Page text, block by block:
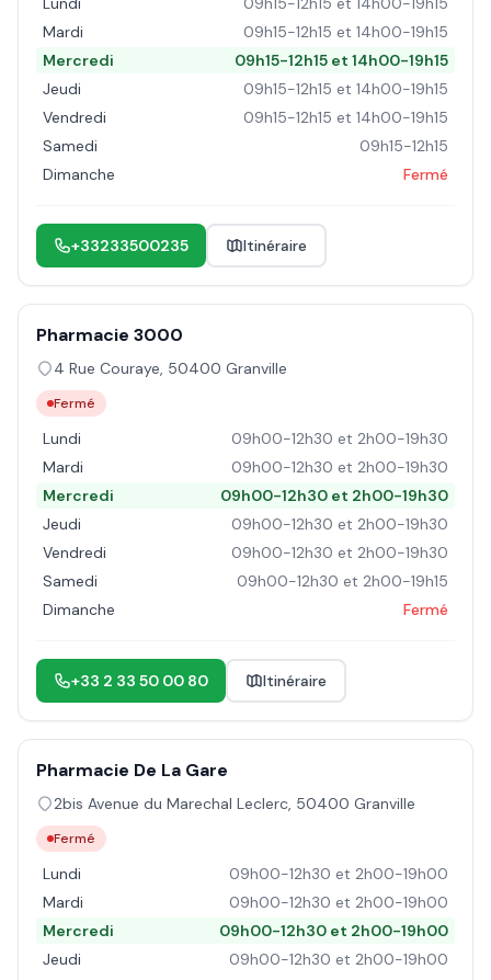
Mardi
09h15-12h15 et 14h00-19h15
Mercredi
09h15-12h15 et 14h00-19h15
Jeudi
09h15-12h15 et 14h00-19h15
Vendredi
09h15-12h15 et 14h00-19h15
Samedi
09h15-12h15
Dimanche
Fermé
+33233500235 Itinéraire
Pharmacie 3000
4 Rue Couraye, 50400 Granville
Fermé
Lundi
09h00-12h30 et 2h00-19h30
Mardi
09h00-12h30 et 2h00-19h30
Mercredi
09h00-12h30 et 2h00-19h30
Jeudi
09h00-12h30 et 2h00-19h30
Vendredi
09h00-12h30 et 2h00-19h30
Samedi
09h00-12h30 et 2h00-19h15
Dimanche
Fermé
+33 2 33 50 00 80 Itinéraire
Pharmacie De La Gare
2bis Avenue du Marechal Leclerc, 50400 Granville
Fermé
Lundi
09h00-12h30 et 2h00-19h00
Mardi
09h00-12h30 et 2h00-19h00
Mercredi
09h00-12h30 et 2h00-19h00
Jeudi
09h00-12h30 et 2h00-19h00